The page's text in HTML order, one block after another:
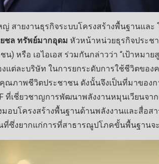
ญ่ สายงานธุรกิจระบบโครงสร้างพื้นฐานและ
ชล ทรัพย์มากอุดม หัวหน้าหน่วยธุรกิจประ
หรือ เอไอเอส ร่วมกันกล่าวว่า “เป้าหมาย
ต่ละบริษัท ในการยกระดับการใช้ชีวิตของ
ภาพชีวิตประชาชน ดังนั้นจึงเป็นที่มาของ
ที่เชี่ยวชาญการพัฒนาพลังงานหมุนเวียนจา
อบโครงสร้างพื้นฐานด้านพลังงานและสื่อส
งยากแก่การที่สาธารณูปโภคขั้นพื้นฐานจะ